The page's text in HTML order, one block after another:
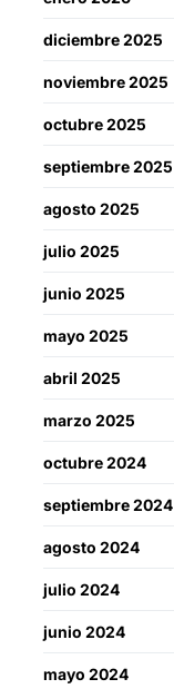
diciembre 2025
noviembre 2025
octubre 2025
septiembre 2025
agosto 2025
julio 2025
junio 2025
mayo 2025
abril 2025
marzo 2025
octubre 2024
septiembre 2024
agosto 2024
julio 2024
junio 2024
mayo 2024